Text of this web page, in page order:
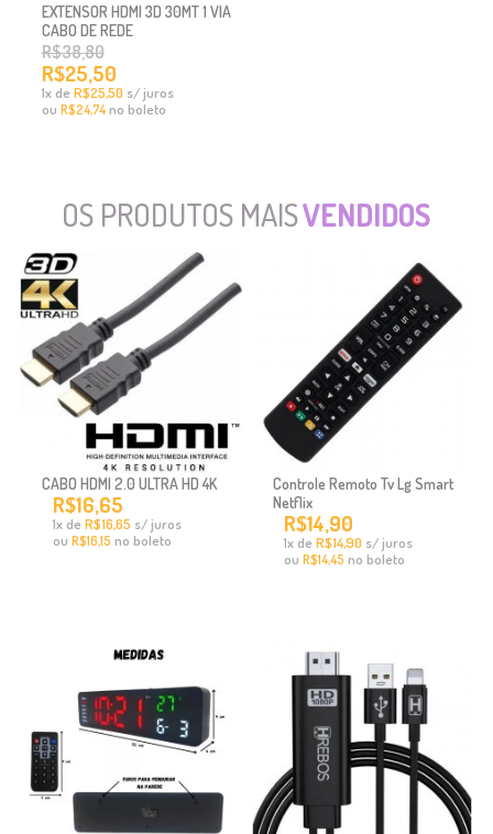
EXTENSOR HDMI 3D 30MT 1 VIA
CABO DE REDE
R$38,80
R$25,50
1xde R$25,50 s/ juros
ou R$24,74 no boleto
OS PRODUTOS MAISVENDIDOS
CABO HDMI 2.0 ULTRA HD 4K
R$16,65
1xde R$16,65 s/ juros
ou R$16,15 no boleto
Controle Remoto Tv Lg Smart
Netflix
R$14,90
1x deR$14,90 s/ juros
ouR$14,45 no boleto